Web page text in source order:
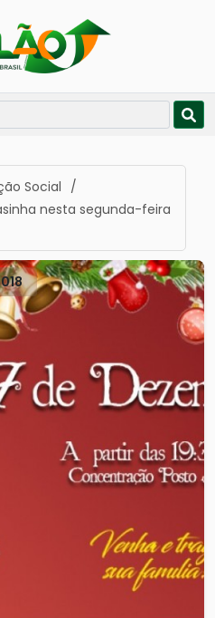
Social /
nesta segunda-feira